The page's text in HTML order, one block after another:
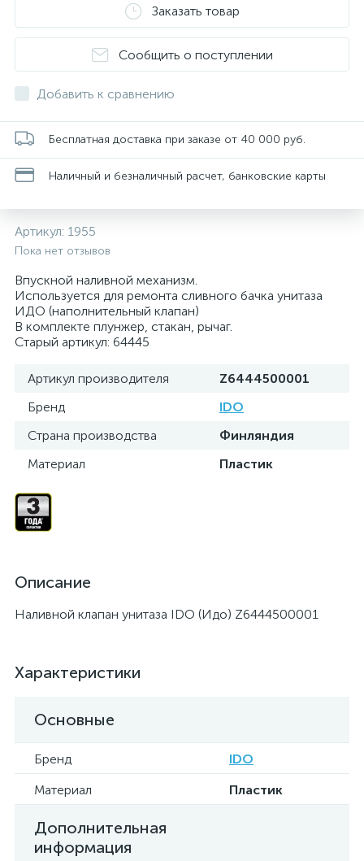
Заказать товар
Сообщить о поступлении
Добавить к сравнению
Бесплатная доставка при заказе от 40 000 руб.
Наличный и безналичный расчет, банковские карты
Артикул: 1955
Пока нет отзывов
Впускной наливной механизм.
Используется для ремонта сливного бачка унитаза
ИДО (наполнительный клапан)
В комплекте плунжер, стакан, рычаг.
Старый артикул: 64445
Артикул производителя
Z6444500001
Бренд
IDO
Страна производства
Финляндия
Материал
Пластик
Описание
Наливной клапан унитаза IDO (Идо) Z6444500001
Характеристики
Основные
Бренд
IDO
Материал
Пластик
Дополнительная
информация